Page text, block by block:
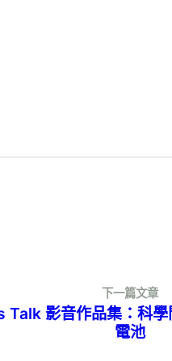
下一篇文章
Talk 影音作品集：科
電池